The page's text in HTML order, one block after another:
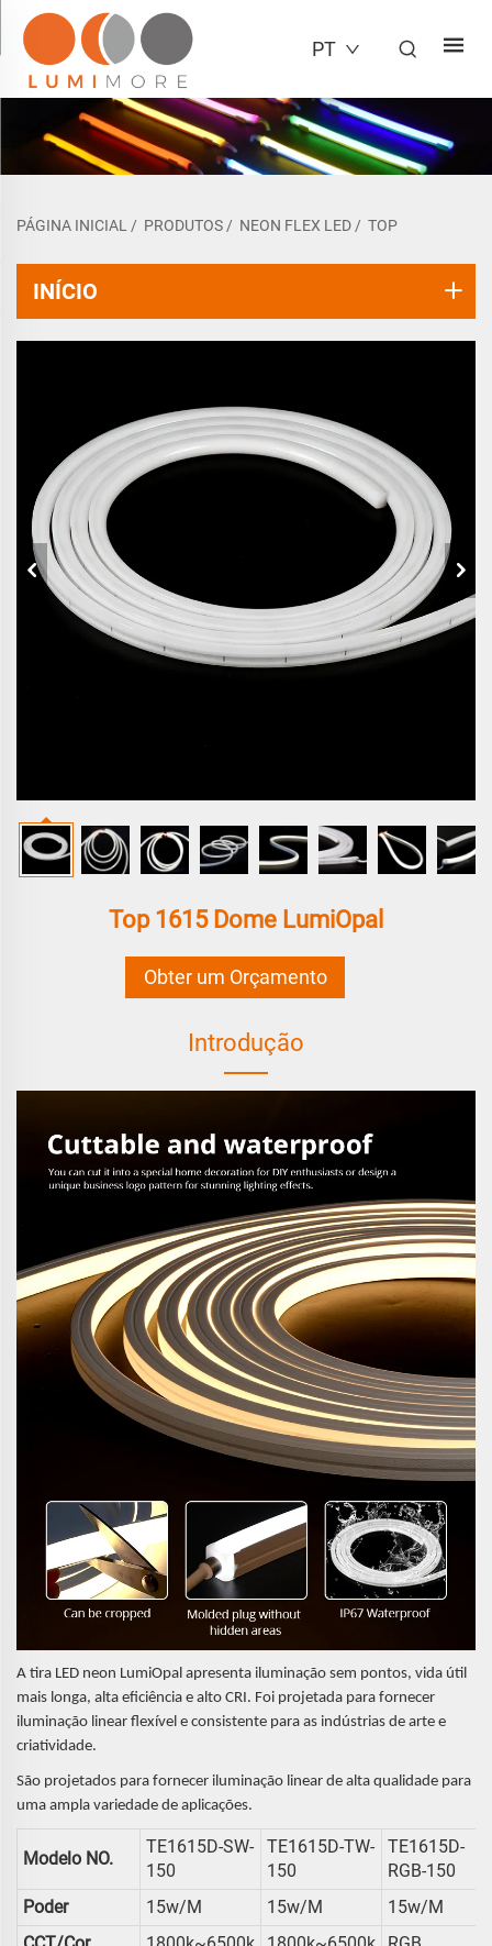
PT
PÁGINA INICIAL / PRODUTOS / NEON FLEX LED / TOP
INÍCIO
Top 1615 Dome LumiOpal
Obter um Orçamento
Introdução
A tira LED neon LumiOpal apresenta iluminação sem pontos, vida útil
mais longa, alta eficiência e alto CRI. Foi projetada para fornecer
iluminação linear flexível e consistente para as indústrias de arte e
criatividade.
São projetados para fornecer iluminação linear de alta qualidade para
uma ampla variedade de aplicações.
Modelo NO.
TE1615D-SW-
150
TE1615D-TW-
150
TE1615D-
RGB-150
Poder
15w/m 15w/m
15w/m